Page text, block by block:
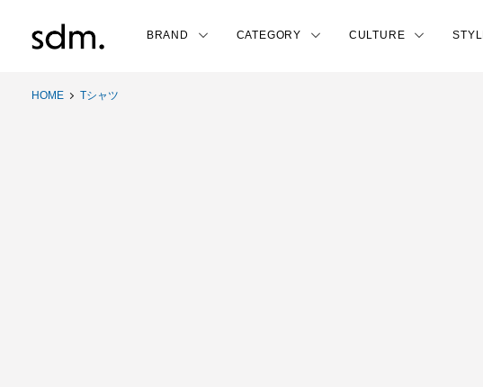
BRAND CATEGORY CULTURE
HOME Tシャツ